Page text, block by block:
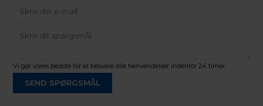
Vi gør vores bedste for at besvare alle henvendelser indenfor 24 timer.
SEND SPØRGSMÅL